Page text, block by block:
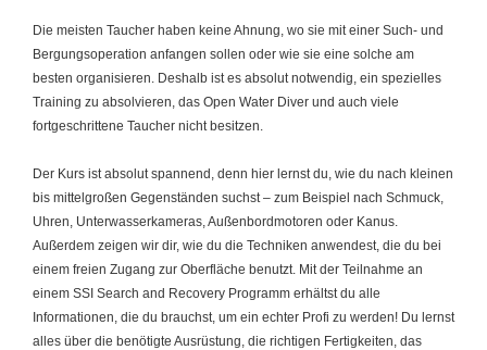
Die meisten Taucher haben keine Ahnung, wo sie mit einer Such- und
Bergungsoperation anfangen sollen oder wie sie eine solche am
besten organisieren. Deshalb ist es absolut notwendig, ein spezielles
Training zu absolvieren, das Open Water Diver und auch viele
fortgeschrittene Taucher nicht besitzen.
Der Kurs ist absolut spannend, denn hier lernst du, wie du nach kleinen
bis mittelgroßen Gegenständen suchst – zum Beispiel nach Schmuck,
Uhren, Unterwasserkameras, Außenbordmotoren oder Kanus.
Außerdem zeigen wir dir, wie du die Techniken anwendest, die du bei
einem freien Zugang zur Oberfläche benutzt. Mit der Teilnahme an
einem SSI Search and Recovery Programm erhältst du alle
Informationen, die du brauchst, um ein echter Profi zu werden! Du lernst
alles über die benötigte Ausrüstung, die richtigen Fertigkeiten, das